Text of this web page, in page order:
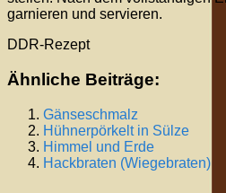
garnieren und servieren.
DDR-Rezept
Ähnliche Beiträge:
Gänseschmalz
Hühnerpörkelt in Sülze
Himmel und Erde
Hackbraten (Wiegebraten)